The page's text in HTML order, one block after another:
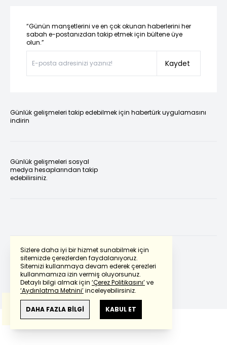
Sizlere daha iyi bir hizmet sunabilmek için
sitemizde çerezlerden faydalanıyoruz.
Sitemizi kullanmaya devam ederek çerezleri
kullanmamıza izin vermiş oluyorsunuz.
Detaylı bilgi almak için ‘Çerez Politikasını’ve
‘Aydınlatma Metnini’inceleyebilirsiniz.
DAHA FAZLA BİLGİ KABUL ET
“Günün manşetlerini ve en çok okunan haberlerini her
sabah e-postanızdan takip etmek için bültene üye
olun.”
Kaydet
Günlük gelişmeleri takip edebilmek için habertürk uygulamasını
indirin
Günlük gelişmeleri sosyal
medya hesaplarından takip
edebilirsiniz.
Powered by Translate
Bu çevirideGoogle Transletekullanılmıştır.
Anlam ve çeviri hatalarından
haberturk.com
sorumlu değildir.